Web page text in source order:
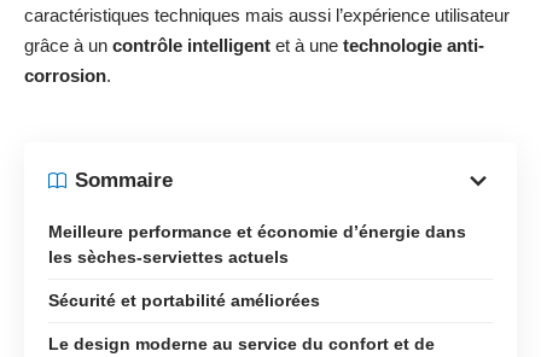
caractéristiques techniques mais aussi l’expérience utilisateur
grâce à un contrôle intelligent et à une technologie anti-
corrosion.
Sommaire
Meilleure performance et économie d’énergie dans
les sèches-serviettes actuels
Sécurité et portabilité améliorées
Le design moderne au service du confort et de